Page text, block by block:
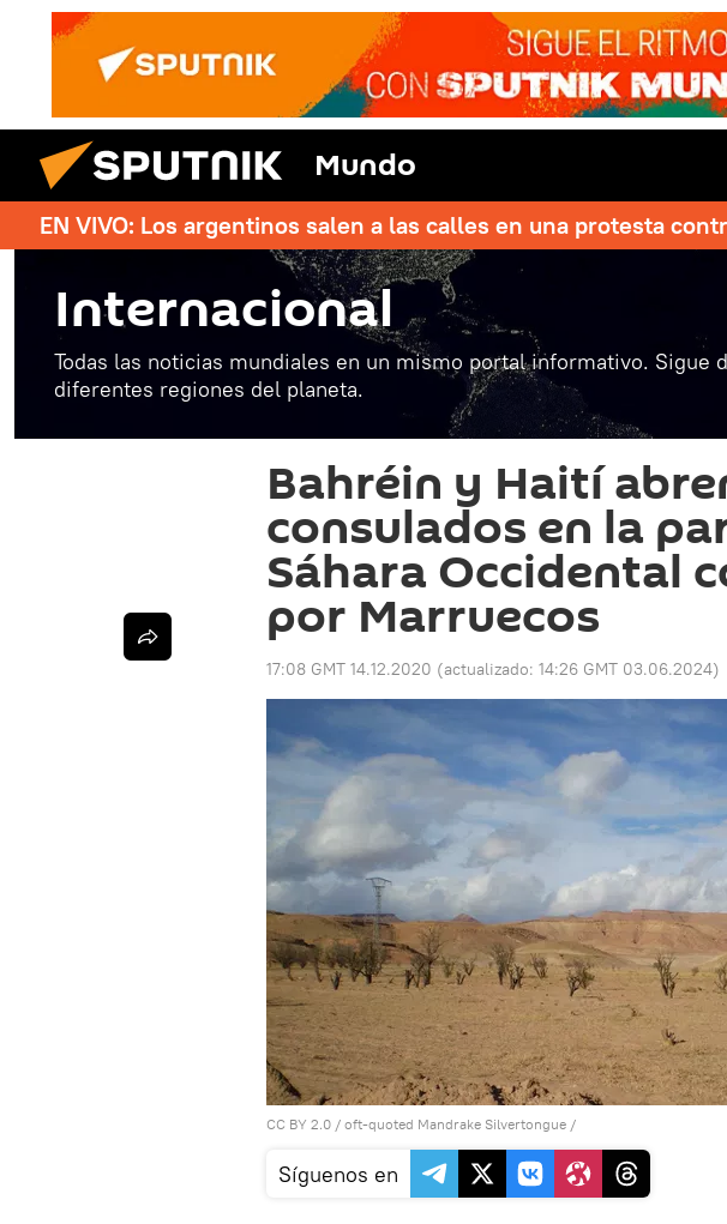
Mundo
EN VIVO: Los argentinos salen a las calles en una protesta
Internacional
Todas las noticias mundiales en un mismo portal informativo. Sigue
diferentes regiones del planeta.
Bahréin y Haití
consulados en la
Sáhara Occidental
por Marruecos
17:08 GMT 14.12.2020 (actualizado: 14:26 GMT 03.06.2024)
CC BY 2.0 / oft-quoted Mandrake Silvertongue /
Síguenos en